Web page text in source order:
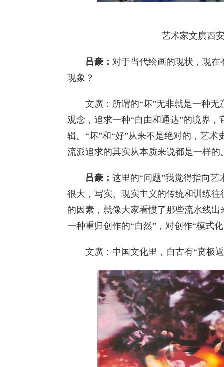
艺术家文廣西安
吕豪： 对于当代绘画的现状，现在
现象？
文廣：所谓的“坏”无非就是一种无
观念，追求一种“自由和通达”的境界
辑。“坏”和“好”从来不是绝对的，艺
流派追求的其实从本质来说都是一样
吕豪： 这里的“问题”我觉得指向
很大，写实、现实主义的传统和训练
的因素，就像大家看惯了那些流水线
一种重归创作的“自然”，对创作“模式
文廣：中国文化里，自古有“贲极返